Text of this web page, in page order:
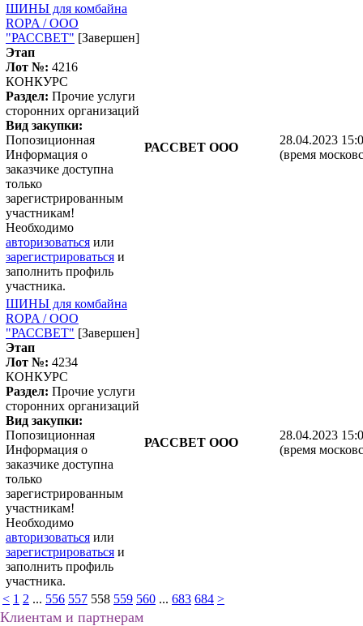
< 1 2 ... 556 557 558 559 560 ... 683 684 >
ШИНЫ для комбайна
ROPA / ООО
"РАССВЕТ" [Завершен]
Этап
Лот №: 4216
КОНКУРС
Раздел: Прочие услуги
сторонних организаций
Вид закупки:
Попозиционная
Информация о
заказчике доступна
только
зарегистрированным
участникам!
Необходимо
авторизоваться или
зарегистрироваться и
заполнить профиль
участника.
РАССВЕТ ООО
28.04.2023
(время
ШИНЫ для комбайна
ROPA / ООО
"РАССВЕТ" [Завершен]
Этап
Лот №: 4234
КОНКУРС
Раздел: Прочие услуги
сторонних организаций
Вид закупки:
Попозиционная
Информация о
заказчике доступна
только
зарегистрированным
участникам!
Необходимо
авторизоваться или
зарегистрироваться и
заполнить профиль
участника.
РАССВЕТ ООО
28.04.2023
(время
Клиентам и партнерам